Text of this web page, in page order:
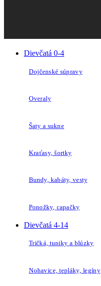
Dievčatá 0-4
Dojčenské súpravy
Overaly
Šaty a sukne
Kraťasy, šortky
Bundy, kabáty, vesty
Ponožky, capačky
Dievčatá 4-14
Tričká, tuniky a blúzky
Nohavice, tepláky, legíny